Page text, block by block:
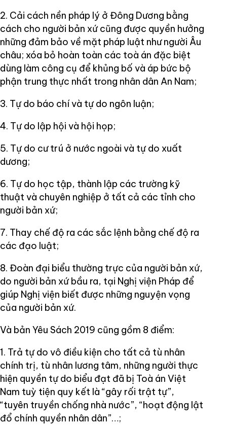
2. Cải cách nền pháp lý ở Đông Dương bằng
cách cho người bản xứ cũng được quyền hưởng
những đảm bảo về mặt pháp luật như người Âu
châu; xóa bỏ hoàn toàn các toà án đặc biệt
dùng làm công cụ để khủng bố và áp bức bộ
phận trung thực nhất trong nhân dân An Nam;
3. Tự do báo chí và tự do ngôn luận;
4. Tự do lập hội và hội họp;
5. Tự do cư trú ở nước ngoài và tự do xuất
dương;
6. Tự do học tập, thành lập các trường kỹ
thuật và chuyên nghiệp ở tất cả các tỉnh cho
người bản xứ;
7. Thay chế độ ra các sắc lệnh bằng chế độ ra
các đạo luật;
8. Đoàn đại biểu thường trực của người bản xứ,
do người bản xứ bầu ra, tại Nghị viện Pháp để
giúp Nghị viện biết được những nguyện vọng
của người bản xứ.
Và bản Yêu Sách 2019 cũng gồm 8 điểm:
1. Trả tự do vô điều kiện cho tất cả tù nhân
chính trị, tù nhân lương tâm, những người thực
hiện quyền tự do biểu đạt đã bị Toà án Việt
Nam tuỳ tiện quy kết là “gây rối trật tự”,
“tuyên truyền chống nhà nước”, “hoạt động lật
đổ chính quyền nhân dân”…;